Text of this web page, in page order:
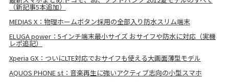
（新記事5本追加）
MEDIAS X：物理ホームボタン採用の全部入り防水スリム端末
ELUGA power：5インチ端末最小サイズ おサイフや防水に対応（実機
レポ追記）
Xperia GX：ついにLTE対応でおサイフも使える大画面薄型モデル
AQUOS PHONE st：音楽再生に強いアクティブ志向の小型スマホ